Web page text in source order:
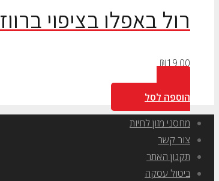
רול באפלו בציפוי ברווז
₪19.00
הוספה לסל
מחסני מזון לחיות
צור קשר
תקנון האתר
ביטול עסקה